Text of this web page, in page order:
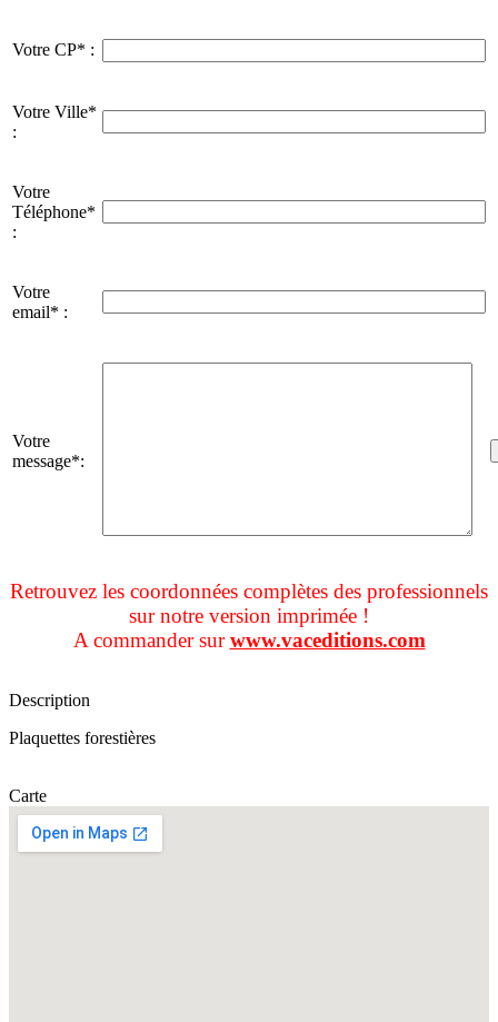
Votre CP* :
Votre Ville*
:
Votre
Téléphone*
:
Votre
email* :
Votre
message*:
Retrouvez les coordonnées complètes des professionnels
sur notre version imprimée !
A commander surwww.vaceditions.com
Description
Plaquettes forestières
Carte